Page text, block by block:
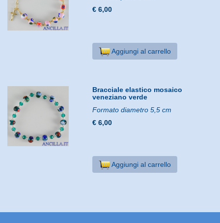
€ 6,00
Aggiungi al carrello
Bracciale elastico mosaico
veneziano verde
Formato diametro 5,5 cm
€ 6,00
Aggiungi al carrello